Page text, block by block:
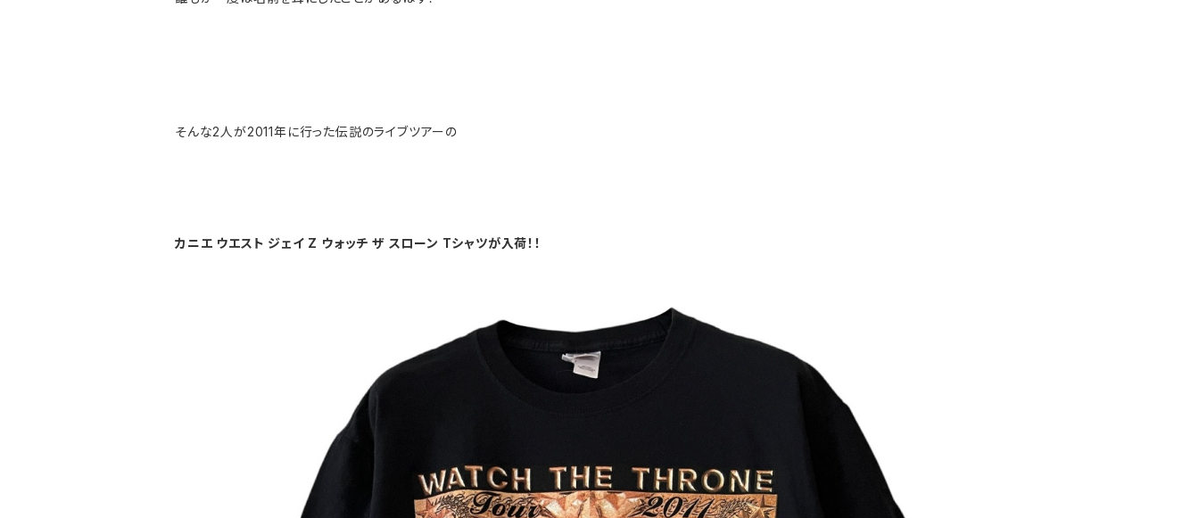
そんな2人が2011年に行った伝説のライブツアーの
カニエ ウエスト ジェイ Z ウォッチ ザ スローン Tシャツが入荷！！